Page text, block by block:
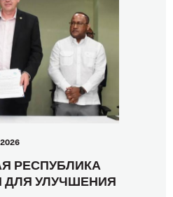
РЕСПУБЛИКА
УЛУЧШЕНИЯ